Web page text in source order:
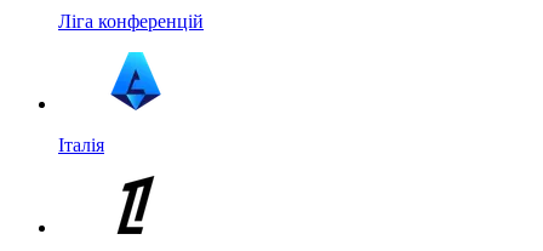
Ліга конференцій
Італія